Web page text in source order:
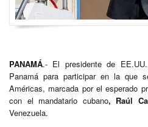
PANAMÁ.- El presidente de
Panamá para participar en la que
Américas, marcada por el esperado
con el mandatario cubano, Raúl
Venezuela.